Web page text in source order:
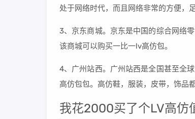
处于网络时代，而且网络非常的方便，
3、京东商城。京东是中国的综合网络
该商城可以购买一比一lv高仿包。
4、广州站西。广州站西是全国甚至全
高仿包包。高仿鞋，服装，皮带，饰品
我花2000买了个LV高仿